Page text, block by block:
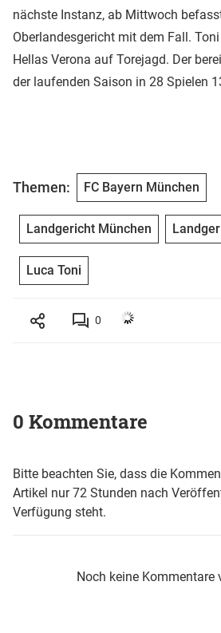
nächste Instanz, ab Mittwoch
Oberlandesgericht mit dem Fall.
Hellas Verona auf Torejagd. Der
der laufenden Saison in 28 Spielen
Themen: FC Bayern München
Landgericht München
Luca Toni
0
0 Kommentare
Bitte beachten Sie, dass die
Artikel nur 72 Stunden nach
Verfügung steht.
Noch keine Kommentare